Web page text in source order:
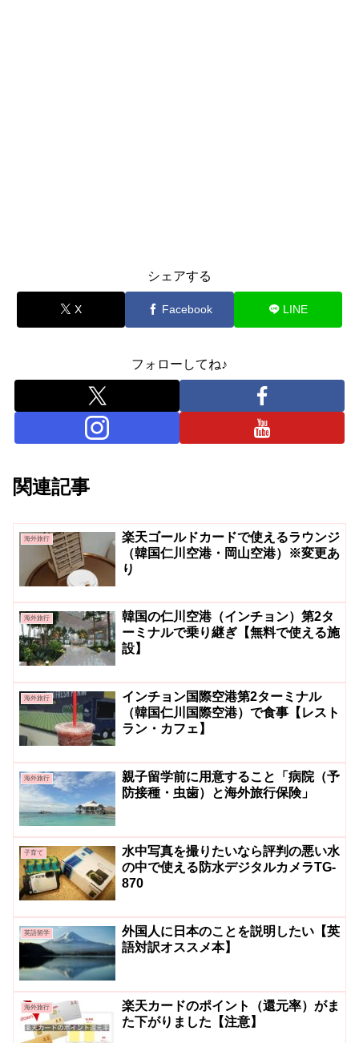
シェアする
X Facebook LINE
フォローしてね♪
関連記事
海外旅行
楽天ゴールドカードで使えるラウンジ
（韓国仁川空港・岡山空港）※変更あ
り
海外旅行
韓国の仁川空港（インチョン）第2タ
ーミナルで乗り継ぎ【無料で使える施
設】
海外旅行
インチョン国際空港第2ターミナル
（韓国仁川国際空港）で食事【レスト
ラン・カフェ】
海外旅行
親子留学前に用意すること「病院（予
防接種・虫歯）と海外旅行保険」
子育て
水中写真を撮りたいなら評判の悪い水
の中で使える防水デジタルカメラTG-
870
英語留学
外国人に日本のことを説明したい【英
語対訳オススメ本】
海外旅行
楽天カードのポイント（還元率）がま
た下がりました【注意】